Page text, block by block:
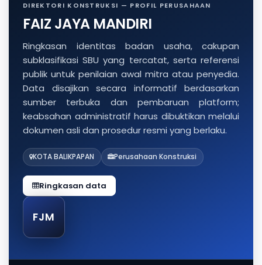
DIREKTORI KONSTRUKSI — PROFIL PERUSAHAAN
FAIZ JAYA MANDIRI
Ringkasan identitas badan usaha, cakupan
subklasifikasi SBU yang tercatat, serta referensi
publik untuk penilaian awal mitra atau penyedia.
Data disajikan secara informatif berdasarkan
sumber terbuka dan pembaruan platform;
keabsahan administratif harus dibuktikan melalui
dokumen asli dan prosedur resmi yang berlaku.
KOTA BALIKPAPAN Perusahaan Konstruksi
Ringkasan data
FJM